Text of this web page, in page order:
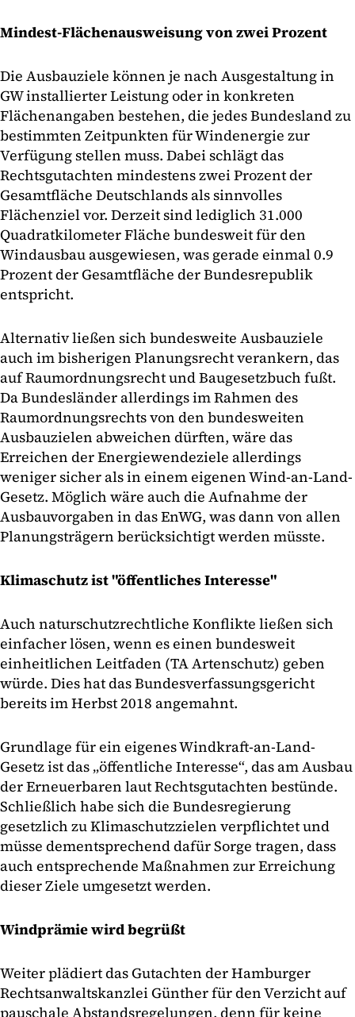
Mindest-Flächenausweisung von zwei Prozent
Die Ausbauziele können je nach Ausgestaltung in
GW installierter Leistung oder in konkreten
Flächenangaben bestehen, die jedes Bundesland zu
bestimmten Zeitpunkten für Windenergie zur
Verfügung stellen muss. Dabei schlägt das
Rechtsgutachten mindestens zwei Prozent der
Gesamtfläche Deutschlands als sinnvolles
Flächenziel vor. Derzeit sind lediglich 31.000
Quadratkilometer Fläche bundesweit für den
Windausbau ausgewiesen, was gerade einmal 0.9
Prozent der Gesamtfläche der Bundesrepublik
entspricht.
Alternativ ließen sich bundesweite Ausbauziele
auch im bisherigen Planungsrecht verankern, das
auf Raumordnungsrecht und Baugesetzbuch fußt.
Da Bundesländer allerdings im Rahmen des
Raumordnungsrechts von den bundesweiten
Ausbauzielen abweichen dürften, wäre das
Erreichen der Energiewendeziele allerdings
weniger sicher als in einem eigenen Wind-an-Land-
Gesetz. Möglich wäre auch die Aufnahme der
Ausbauvorgaben in das EnWG, was dann von allen
Planungsträgern berücksichtigt werden müsste.
Klimaschutz ist "öffentliches Interesse"
Auch naturschutzrechtliche Konflikte ließen sich
einfacher lösen, wenn es einen bundesweit
einheitlichen Leitfaden (TA Artenschutz) geben
würde. Dies hat das Bundesverfassungsgericht
bereits im Herbst 2018 angemahnt.
Grundlage für ein eigenes Windkraft-an-Land-
Gesetz ist das „öffentliche Interesse“, das am Ausbau
der Erneuerbaren laut Rechtsgutachten bestünde.
Schließlich habe sich die Bundesregierung
gesetzlich zu Klimaschutzzielen verpflichtet und
müsse dementsprechend dafür Sorge tragen, dass
auch entsprechende Maßnahmen zur Erreichung
dieser Ziele umgesetzt werden.
Windprämie wird begrüßt
Weiter plädiert das Gutachten der Hamburger
Rechtsanwaltskanzlei Günther für den Verzicht auf
pauschale Abstandsregelungen, denn für keine